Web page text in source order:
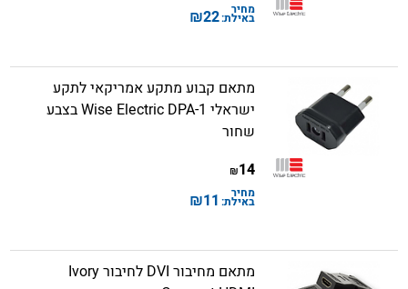
מחיר
באילת:22
₪
מתאם קבוע מתקע אמריקאי לתקע
ישראלי Wise Electric DPA-1 בצבע
שחור
14
₪
מחיר
באילת: 11
₪
מתאם מחיבור DVI לחיבור Ivory